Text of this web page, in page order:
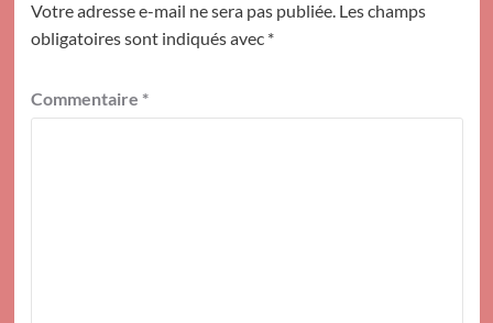
Votre adresse e-mail ne sera pas publiée. Les champs
obligatoires sont indiqués avec *
Commentaire *